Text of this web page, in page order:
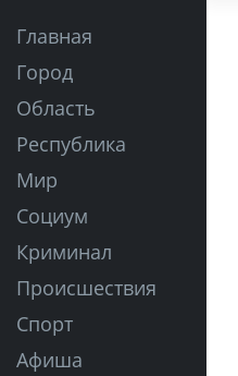
Главная
Город
Область
Республика
Мир
Социум
Криминал
Происшествия
Спорт
Афиша